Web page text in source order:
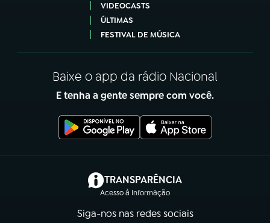
VIDEOCASTS
ÚLTIMAS
FESTIVAL DE MÚSICA
Baixe o app da rádio Nacional
E tenha a gente sempre com você.
TRANSPARÊNCIA
Acesso à Informação
(abre em nova aba)
Siga-nos nas redes sociais